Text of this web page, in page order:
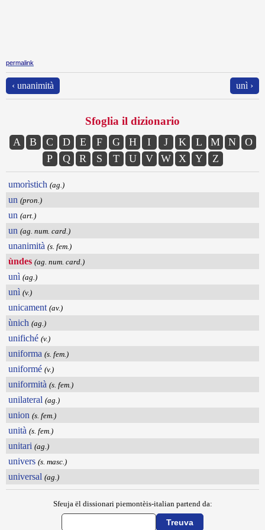
permalink
‹ unanimità unì ›
Sfoglia il dizionario
A B C D E F G H I J K L M N
O
P
Q R S T U V W X Y Z
umorìstich (ag.)
un (pron.)
un (art.)
un (ag. num. card.)
unanimità (s. fem.)
ùndes (ag. num. card.)
unì (ag.)
unì (v.)
unicament (av.)
ùnich (ag.)
unifiché (v.)
uniforma (s. fem.)
uniformé (v.)
uniformità (s. fem.)
unilateral (ag.)
union (s. fem.)
unità (s. fem.)
unitari (ag.)
univers (s. masc.)
universal (ag.)
Sfeuja ël dissionari piemontèis-italian partend da: